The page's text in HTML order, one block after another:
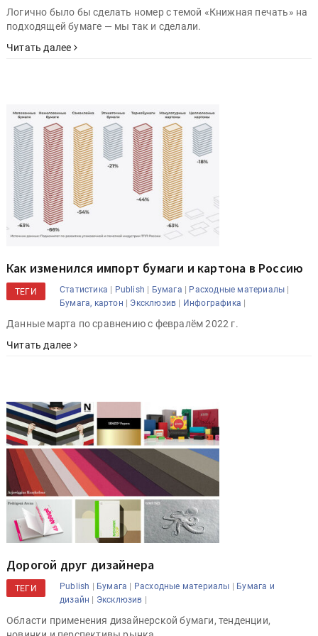
Логично было бы сделать номер с темой «Книжная печать» на
подходящей бумаге — мы так и сделали.
Читать далее
Как изменился импорт бумаги и картона в Россию
ТЕГИ Статистика | Publish | Бумага | Расходные материалы |
Бумага, картон | Эксклюзив | Инфографика |
Данные марта по сравнению с февралём 2022 г.
Читать далее
Дорогой друг дизайнера
ТЕГИ Publish | Бумага | Расходные материалы | Бумага и
дизайн | Эксклюзив |
Области применения дизайнерской бумаги, тенденции,